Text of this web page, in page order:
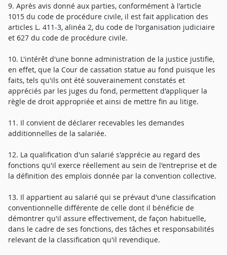
9. Après avis donné aux parties, conformément à l'article
1015 du code de procédure civile, il est fait application des
articles L. 411-3, alinéa 2, du code de l'organisation judiciaire
et 627 du code de procédure civile.
10. L'intérêt d'une bonne administration de la justice justifie,
en effet, que la Cour de cassation statue au fond puisque les
faits, tels qu'ils ont été souverainement constatés et
appréciés par les juges du fond, permettent d'appliquer la
règle de droit appropriée et ainsi de mettre fin au litige.
11. Il convient de déclarer recevables les demandes
additionnelles de la salariée.
12. La qualification d'un salarié s'apprécie au regard des
fonctions qu'il exerce réellement au sein de l'entreprise et de
la définition des emplois donnée par la convention collective.
13. Il appartient au salarié qui se prévaut d'une classification
conventionnelle différente de celle dont il bénéficie de
démontrer qu'il assure effectivement, de façon habituelle,
dans le cadre de ses fonctions, des tâches et responsabilités
relevant de la classification qu'il revendique.